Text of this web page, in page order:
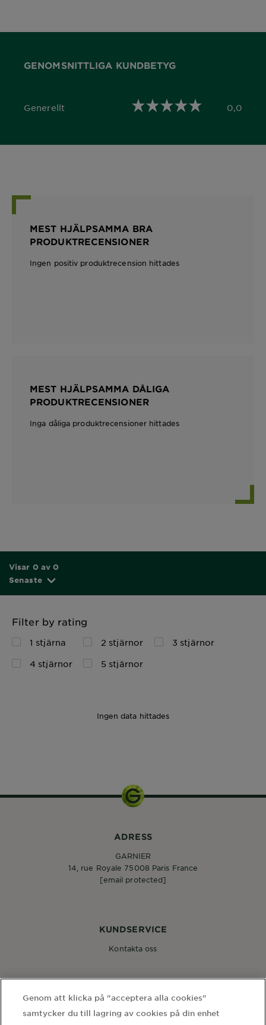
GENOMSNITTLIGA KUNDBETYG
Generellt
0,0 out of 5 stars 0,0
MEST HJÄLPSAMMA BRA
PRODUKTRECENSIONER
Ingen positiv produktrecension hittades
MEST HJÄLPSAMMA DÅLIGA
PRODUKTRECENSIONER
Inga dåliga produktrecensioner hittades
Visar 0 av 0
Senaste
Filter by rating
1 stjärna 2 stjärnor
3 stjärnor
4 stjärnor
5 stjärnor
Ingen data hittades
KUNDSERVICE
Kontakta oss
ADRESS
GARNIER
14, rue Royale 75008 Paris France
[email protected]
Genom att klicka på "acceptera alla cookies"
samtycker du till lagring av cookies på din enhet